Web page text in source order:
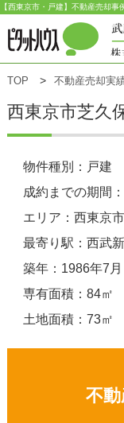
TOP 不動産売却実
西東京市芝久
物件種別：戸建
成約までの期間
エリア：西東京
最寄り駅：西武
築年：1986年7月
専有面積：84㎡
土地面積：73㎡
不